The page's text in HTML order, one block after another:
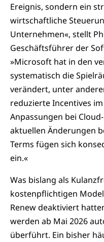
Ereignis, sondern ein
wirtschaftliche
Unternehmen«, stellt
Geschäftsführer der
»Microsoft hat in den
systematisch die
verändert, unter
reduzierte Incentives
Anpassungen bei
aktuellen Änderungen
Terms fügen sich
ein.«
Was bislang als
kostenpflichtigen
Renew deaktiviert
werden ab Mai 2026
überführt. Ein bisher